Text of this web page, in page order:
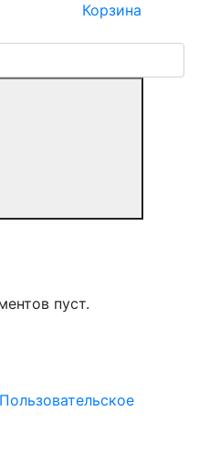
Корзина
пуст.
Пользовательское